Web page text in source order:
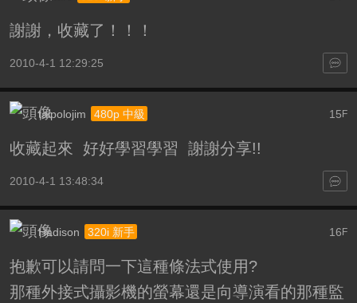
謝謝，收藏了！！！
2010-4-1 12:29:25
15F
taipolojim 480p 中級
收藏起來 好好學習學習 謝謝分享!!
2010-4-1 13:48:34
16F
Hadison 320i 新手
抱歉可以請問一下這種條法式使用?
那種外接式攝影機的螢幕還是向導演看的那種監